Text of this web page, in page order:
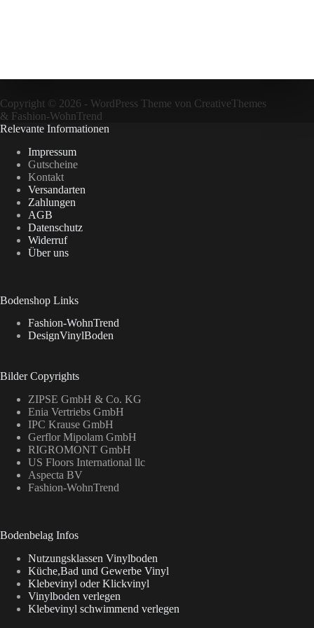
Copyright © 2026 - WordPress Theme von CreativeThemes
& Fashion-WohnTrend
Relevante Informationen
Impressum
Gutscheine
Kontakt
Versandarten
Zahlungen
AGB
Datenschutz
Widerruf
Über uns
Bodenshop Links
Fashion-WohnTrend
DesignVinylBoden
Bilder Copyrights
ZIPSE GmbH & Co. KG
Enia Vertriebs GmbH
IPC Krause GmbH
Gerflor Mipolam GmbH
RIGROMONT GmbH
US Floors International llc
Aspecta BV
Fashion-WohnTrend
Bodenbelag Infos
Nutzungsklassen Vinylboden
Küche,Bad und Gewerbe Vinyl
Klebevinyl oder Klickvinyl
Vinylboden verlegen
Klebevinyl schwimmend verlegen